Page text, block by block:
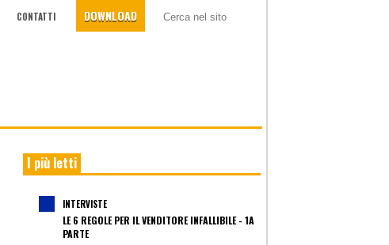
CONTATTI DOWNLOAD
I più letti
INTERVISTE
LE 6 REGOLE PER IL VENDITORE INFALLIBILE - 1A
PARTE